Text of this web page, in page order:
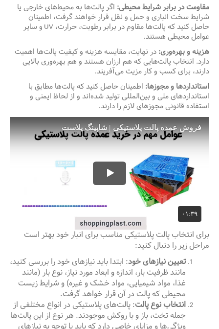
مقاومت در برابر شرایط محیطی: اگر پالت‌ها به محیط‌های خارجی یا
شرایط سخت انباری و حمل و نقل قرار خواهند گرفت، اطمینان
حاصل کنید که پالت‌ها مقاوم در برابر رطوبت، حرارت، UV و سایر
عوامل محیطی هستند.
هزینه و بهره‌وری: در نهایت، مقایسه هزینه و کیفیت پالت‌ها اهمیت
دارد. انتخاب پالت‌هایی که هم ارزان هستند و هم بهره‌وری بالایی
دارند، برای کسب و کار مزیت می‌آفریند.
استانداردها و مجوزها: اطمینان حاصل کنید که پالت‌ها مطابق با
استانداردهای ملی و بین‌المللی تولید شده‌اند و از لحاظ ایمنی و
استفاده قانونی مجوزهای لازم را دارند.
برای انتخاب پالت پلاستیکی مناسب برای انبار خود بهتر است
مراحل زیر را دنبال کنید:
تعیین نیازهای خود: ابتدا باید نیازهای خود را بررسی کنید،
مانند ظرفیت بار، اندازه و ابعاد مورد نیاز، نوع بار (مانند
غذا، مواد شیمیایی، مواد خشک و غیره) و شرایط زیست
محیطی که پالت در آن قرار خواهد گرفت.
انتخاب نوع پالت: پالت‌های پلاستیکی در انواع مختلفی از
جمله تخت، باز و با روکش موجودند. هر نوع از این پالت‌ها
ویژگی‌ها و مزایای خاصی دارد که باید با توجه به نیازهای